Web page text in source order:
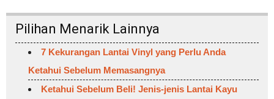
Pilihan Menarik Lainnya
7 Kekurangan Lantai Vinyl yang Perlu Anda
Ketahui Sebelum Memasangnya
Ketahui Sebelum Beli! Jenis-jenis Lantai Kayu